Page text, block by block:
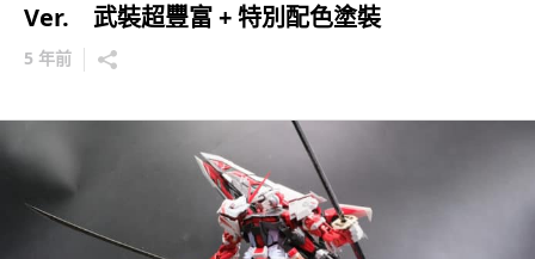
Ver. 武裝超豐富 + 特別配色塗裝
5 年前